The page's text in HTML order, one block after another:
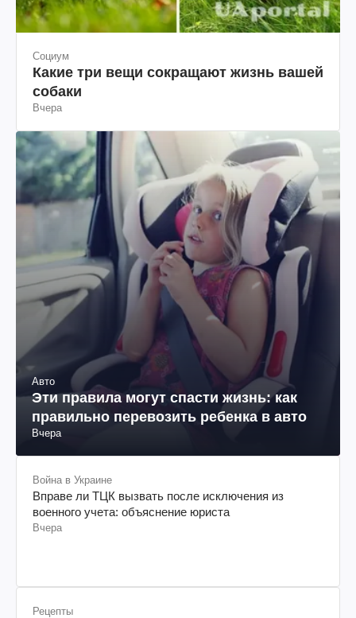
Социум
Какие три вещи сокращают жизнь вашей
собаки
Вчера
Авто
Эти правила могут спасти жизнь: как
правильно перевозить ребенка в авто
Вчера
Война в Украине
Вправе ли ТЦК вызвать после исключения из
военного учета: объяснение юриста
Вчера
Рецепты